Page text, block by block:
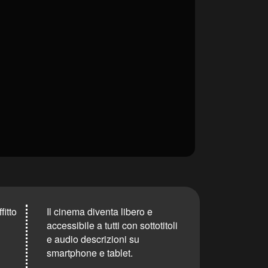
Il cinema diventa libero e
accessibile a tutti con sottotitoli
e audio descrizioni su
smartphone e tablet.